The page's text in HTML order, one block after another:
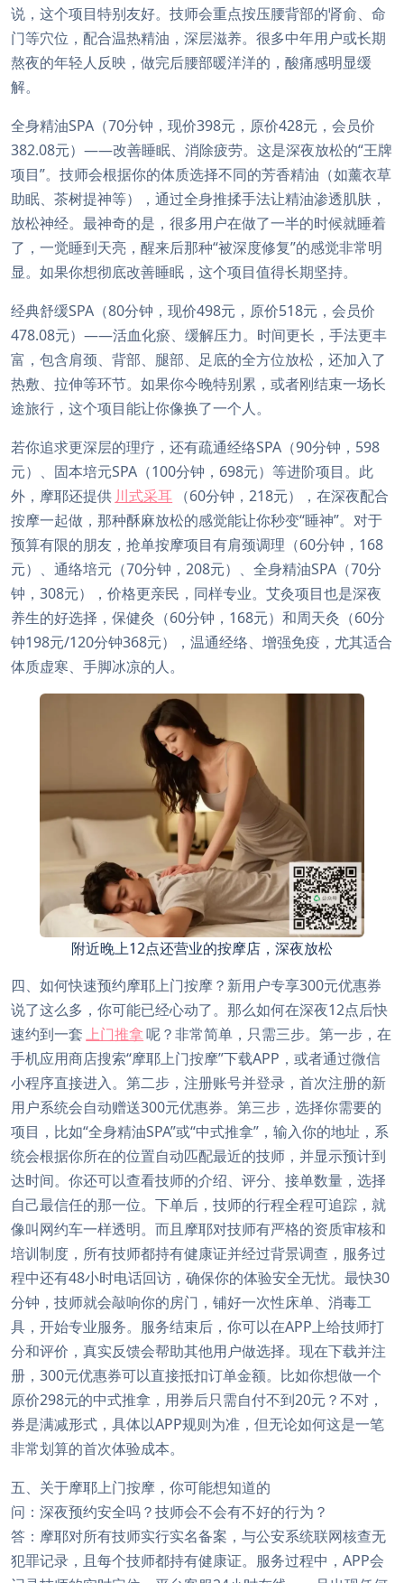
说，这个项目特别友好。技师会重点按压腰背部的肾俞、命
门等穴位，配合温热精油，深层滋养。很多中年用户或长期
熬夜的年轻人反映，做完后腰部暖洋洋的，酸痛感明显缓
解。
全身精油SPA（70分钟，现价398元，原价428元，会员价
382.08元）——改善睡眠、消除疲劳。这是深夜放松的“王牌
项目”。技师会根据你的体质选择不同的芳香精油（如薰衣草
助眠、茶树提神等），通过全身推揉手法让精油渗透肌肤，
放松神经。最神奇的是，很多用户在做了一半的时候就睡着
了，一觉睡到天亮，醒来后那种“被深度修复”的感觉非常明
显。如果你想彻底改善睡眠，这个项目值得长期坚持。
经典舒缓SPA（80分钟，现价498元，原价518元，会员价
478.08元）——活血化瘀、缓解压力。时间更长，手法更丰
富，包含肩颈、背部、腿部、足底的全方位放松，还加入了
热敷、拉伸等环节。如果你今晚特别累，或者刚结束一场长
途旅行，这个项目能让你像换了一个人。
若你追求更深层的理疗，还有疏通经络SPA（90分钟，598
元）、固本培元SPA（100分钟，698元）等进阶项目。此
外，摩耶还提供 川式采耳 （60分钟，218元），在深夜配合
按摩一起做，那种酥麻放松的感觉能让你秒变“睡神”。对于
预算有限的朋友，抢单按摩项目有肩颈调理（60分钟，168
元）、通络培元（70分钟，208元）、全身精油SPA（70分
钟，308元），价格更亲民，同样专业。艾灸项目也是深夜
养生的好选择，保健灸（60分钟，168元）和周天灸（60分
钟198元/120分钟368元），温通经络、增强免疫，尤其适合
体质虚寒、手脚冰凉的人。
附近晚上12点还营业的按摩店，深夜放松
四、如何快速预约摩耶上门按摩？新用户专享300元优惠券
说了这么多，你可能已经心动了。那么如何在深夜12点后快
速约到一套上门推拿呢？非常简单，只需三步。第一步，在
手机应用商店搜索“摩耶上门按摩”下载APP，或者通过微信
小程序直接进入。第二步，注册账号并登录，首次注册的新
用户系统会自动赠送300元优惠券。第三步，选择你需要的
项目，比如“全身精油SPA”或“中式推拿”，输入你的地址，系
统会根据你所在的位置自动匹配最近的技师，并显示预计到
达时间。你还可以查看技师的介绍、评分、接单数量，选择
自己最信任的那一位。下单后，技师的行程全程可追踪，就
像叫网约车一样透明。而且摩耶对技师有严格的资质审核和
培训制度，所有技师都持有健康证并经过背景调查，服务过
程中还有48小时电话回访，确保你的体验安全无忧。最快30
分钟，技师就会敲响你的房门，铺好一次性床单、消毒工
具，开始专业服务。服务结束后，你可以在APP上给技师打
分和评价，真实反馈会帮助其他用户做选择。现在下载并注
册，300元优惠券可以直接抵扣订单金额。比如你想做一个
原价298元的中式推拿，用券后只需自付不到20元？不对，
券是满减形式，具体以APP规则为准，但无论如何这是一笔
非常划算的首次体验成本。
五、关于摩耶上门按摩，你可能想知道的
问：深夜预约安全吗？技师会不会有不好的行为？
答：摩耶对所有技师实行实名备案，与公安系统联网核查无
犯罪记录，且每个技师都持有健康证。服务过程中，APP会